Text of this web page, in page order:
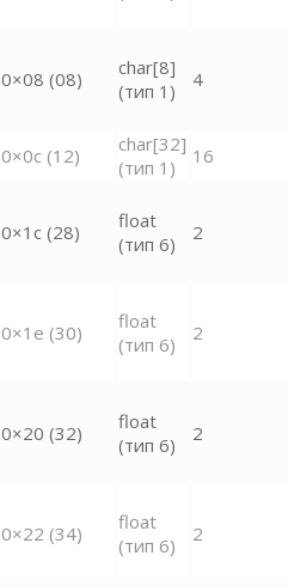
0×08 (08)
char[8]
(тип 1)
4
0×0c (12)
char[32]
(тип 1)
16
0×1c (28)
float
(тип 6)
2
0×1e (30)
float
(тип 6)
2
0×20 (32)
float
(тип 6)
2
0×22 (34)
float
(тип 6)
2